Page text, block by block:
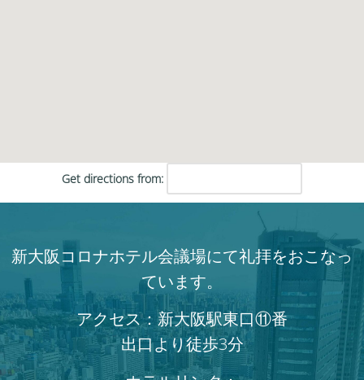
Get directions from:
新大阪コロナホテル会議場にて礼拝をおこなっ
ています。
アクセス：新大阪駅東口⑪番
出口より徒歩3分